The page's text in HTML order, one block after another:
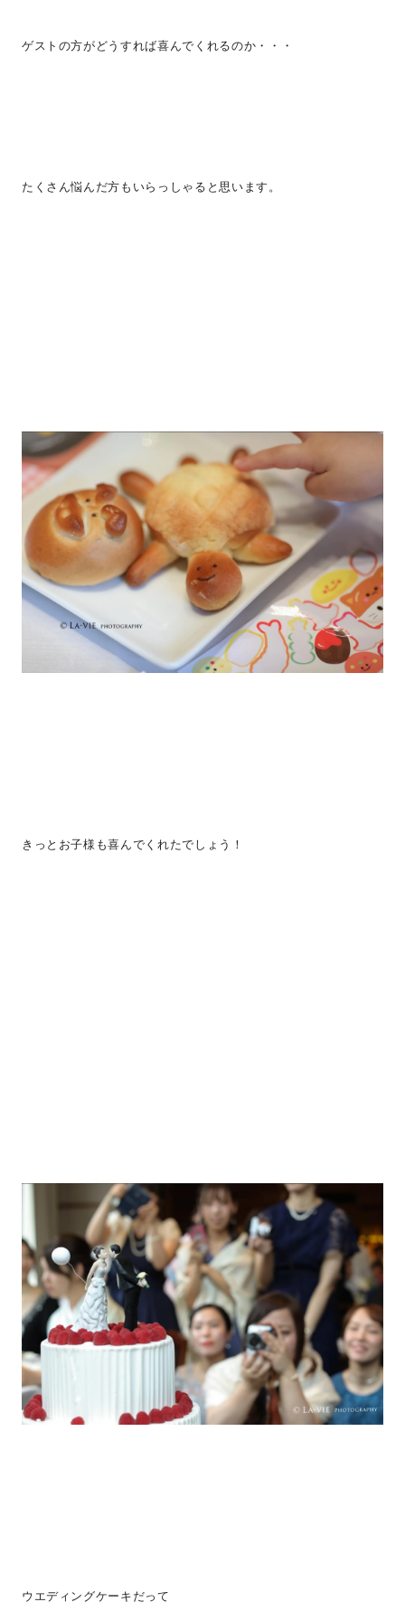
ゲストの方がどうすれば喜んでくれるのか・・・
たくさん悩んだ方もいらっしゃると思います。
きっとお子様も喜んでくれたでしょう！
ウエディングケーキだって